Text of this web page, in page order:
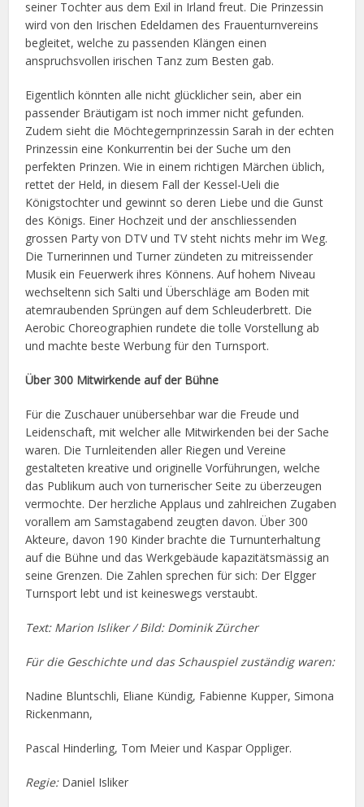
seiner Tochter aus dem Exil in Irland freut. Die Prinzessin
wird von den Irischen Edeldamen des Frauenturnvereins
begleitet, welche zu passenden Klängen einen
anspruchsvollen irischen Tanz zum Besten gab.
Eigentlich könnten alle nicht glücklicher sein, aber ein
passender Bräutigam ist noch immer nicht gefunden.
Zudem sieht die Möchtegernprinzessin Sarah in der echten
Prinzessin eine Konkurrentin bei der Suche um den
perfekten Prinzen. Wie in einem richtigen Märchen üblich,
rettet der Held, in diesem Fall der Kessel-Ueli die
Königstochter und gewinnt so deren Liebe und die Gunst
des Königs. Einer Hochzeit und der anschliessenden
grossen Party von DTV und TV steht nichts mehr im Weg.
Die Turnerinnen und Turner zündeten zu mitreissender
Musik ein Feuerwerk ihres Könnens. Auf hohem Niveau
wechseltenn sich Salti und Überschläge am Boden mit
atemraubenden Sprüngen auf dem Schleuderbrett. Die
Aerobic Choreographien rundete die tolle Vorstellung ab
und machte beste Werbung für den Turnsport.
Über 300 Mitwirkende auf der Bühne
Für die Zuschauer unübersehbar war die Freude und
Leidenschaft, mit welcher alle Mitwirkenden bei der Sache
waren. Die Turnleitenden aller Riegen und Vereine
gestalteten kreative und originelle Vorführungen, welche
das Publikum auch von turnerischer Seite zu überzeugen
vermochte. Der herzliche Applaus und zahlreichen Zugaben
vorallem am Samstagabend zeugten davon. Über 300
Akteure, davon 190 Kinder brachte die Turnunterhaltung
auf die Bühne und das Werkgebäude kapazitätsmässig an
seine Grenzen. Die Zahlen sprechen für sich: Der Elgger
Turnsport lebt und ist keineswegs verstaubt.
Text: Marion Isliker / Bild: Dominik Zürcher
Für die Geschichte und das Schauspiel zuständig waren:
Nadine Bluntschli, Eliane Kündig, Fabienne Kupper, Simona
Rickenmann,
Pascal Hinderling, Tom Meier und Kaspar Oppliger.
Regie:Daniel Isliker